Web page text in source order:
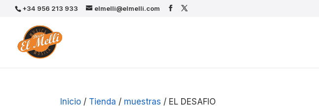
+34 956 213 933 elmelli@elmelli.com
Inicio / Tienda / muestras / EL DESAFIO